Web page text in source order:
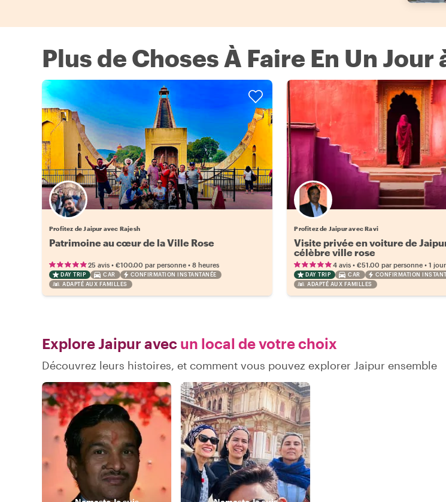
Plus de Choses À Faire En Un Jour
Profitez de Jaipur avec Rajesh
Patrimoine au cœur de la Ville Rose
25 avis • €100.00 par personne • 8 heures
DAY TRIP CAR
CONFIRMATION INSTANTANÉE
ADAPTÉ AUX FAMILLES
Profitez de Jaipur avec Ravi
Visite privée en voiture de
célèbre ville rose
4 avis •€51.00 par personne •1 jour
DAY TRIP CAR
CONFIRMATION
ADAPTÉ AUX FAMILLES
Explore Jaipur avec un local de votre choix
Découvrez leurs histoires, et comment vous pouvez explorer Jaipur ensemble